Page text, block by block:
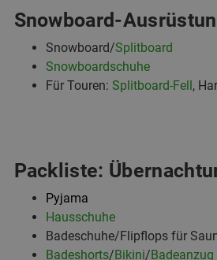
Snowboard-
Snowboard/Splitboard
Snowboardschuhe
Für Touren: Splitboard-Fell,
Packliste:
Pyjama
Hausschuhe
Badeschuhe/Flipflops für
Badeshorts/Bikini/Badeanzug